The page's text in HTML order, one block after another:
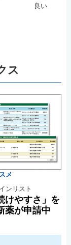
良い
ス
メ
ンリスト
けやすさ」を
薬が申請中